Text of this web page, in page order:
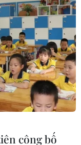
giai đoạn
đường và cần
trước để nhà
công bố